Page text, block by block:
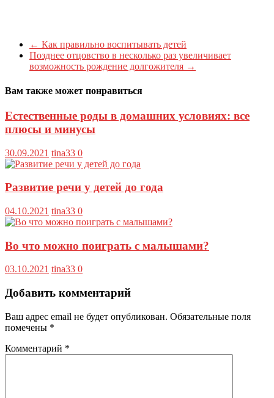
← Как правильно воспитывать детей
Позднее отцовство в несколько раз увеличивает
возможность рождение долгожителя →
Вам также может понравиться
Естественные роды в домашних условиях: все
плюсы и минусы
30.09.2021 tina33 0
Развитие речи у детей до года
04.10.2021 tina33 0
Во что можно поиграть с малышами?
03.10.2021 tina33 0
Добавить комментарий
Ваш адрес email не будет опубликован. Обязательные поля
помечены *
Комментарий *